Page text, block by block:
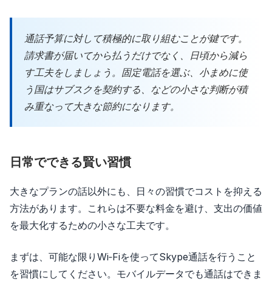
通話予算に対して積極的に取り組むことが鍵です。
請求書が届いてから払うだけでなく、日頃から減ら
す工夫をしましょう。固定電話を選ぶ、小まめに使
う国はサブスクを契約する、などの小さな判断が積
み重なって大きな節約になります。
日常でできる賢い習慣
大きなプランの話以外にも、日々の習慣でコストを抑える
方法があります。これらは不要な料金を避け、支出の価値
を最大化するための小さな工夫です。
まずは、可能な限りWi‑Fiを使ってSkype通話を行うこと
を習慣にしてください。モバイルデータでも通話はできま